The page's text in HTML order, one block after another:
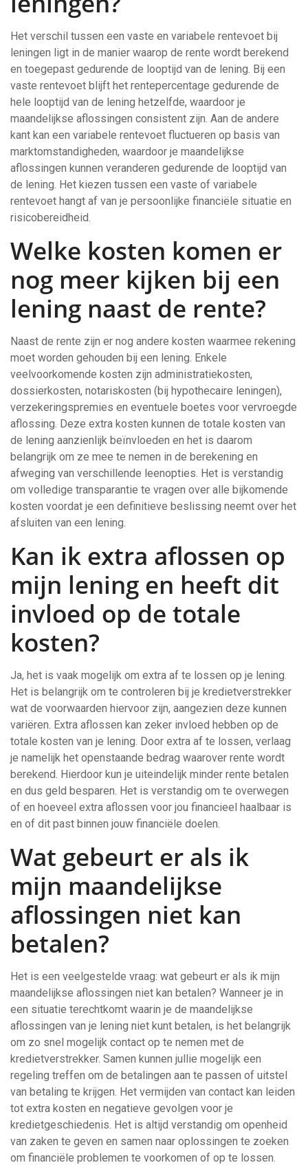
Het verschil tussen een vaste en variabele rentevoet bij
leningen ligt in de manier waarop de rente wordt berekend
en toegepast gedurende de looptijd van de lening. Bij een
vaste rentevoet blijft het rentepercentage gedurende de
hele looptijd van de lening hetzelfde, waardoor je
maandelijkse aflossingen consistent zijn. Aan de andere
kant kan een variabele rentevoet fluctueren op basis van
marktomstandigheden, waardoor je maandelijkse
aflossingen kunnen veranderen gedurende de looptijd van
de lening. Het kiezen tussen een vaste of variabele
rentevoet hangt af van je persoonlijke financiële situatie en
risicobereidheid.
Welke kosten komen er
nog meer kijken bij een
lening naast de rente?
Naast de rente zijn er nog andere kosten waarmee rekening
moet worden gehouden bij een lening. Enkele
veelvoorkomende kosten zijn administratiekosten,
dossierkosten, notariskosten (bij hypothecaire leningen),
verzekeringspremies en eventuele boetes voor vervroegde
aflossing. Deze extra kosten kunnen de totale kosten van
de lening aanzienlijk beïnvloeden en het is daarom
belangrijk om ze mee te nemen in de berekening en
afweging van verschillende leenopties. Het is verstandig
om volledige transparantie te vragen over alle bijkomende
kosten voordat je een definitieve beslissing neemt over het
afsluiten van een lening.
Kan ik extra aflossen op
mijn lening en heeft dit
invloed op de totale
kosten?
Ja, het is vaak mogelijk om extra af te lossen op je lening.
Het is belangrijk om te controleren bij je kredietverstrekker
wat de voorwaarden hiervoor zijn, aangezien deze kunnen
variëren. Extra aflossen kan zeker invloed hebben op de
totale kosten van je lening. Door extra af te lossen, verlaag
je namelijk het openstaande bedrag waarover rente wordt
berekend. Hierdoor kun je uiteindelijk minder rente betalen
en dus geld besparen. Het is verstandig om te overwegen
of en hoeveel extra aflossen voor jou financieel haalbaar is
en of dit past binnen jouw financiële doelen.
Wat gebeurt er als ik
mijn maandelijkse
aflossingen niet kan
betalen?
Het is een veelgestelde vraag: wat gebeurt er als ik mijn
maandelijkse aflossingen niet kan betalen? Wanneer je in
een situatie terechtkomt waarin je de maandelijkse
aflossingen van je lening niet kunt betalen, is het belangrijk
om zo snel mogelijk contact op te nemen met de
kredietverstrekker. Samen kunnen jullie mogelijk een
regeling treffen om de betalingen aan te passen of uitstel
van betaling te krijgen. Het vermijden van contact kan leiden
tot extra kosten en negatieve gevolgen voor je
kredietgeschiedenis. Het is altijd verstandig om openheid
van zaken te geven en samen naar oplossingen te zoeken
om financiële problemen te voorkomen of op te lossen.